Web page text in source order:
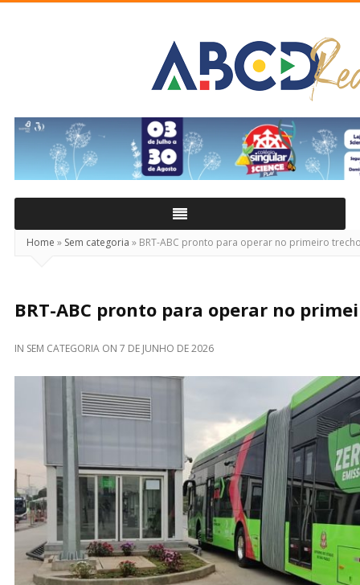
Real
Home » Sem categoria » BRT-ABC pronto para operar no primeiro
BRT-ABC pronto para operar no
IN SEM CATEGORIA ON 7 DE JUNHO DE 2026